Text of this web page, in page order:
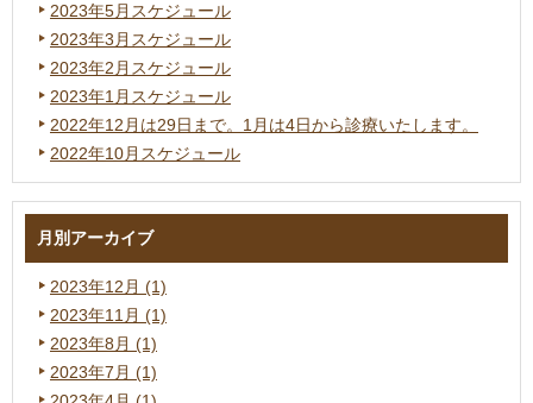
2023年5月スケジュール
2023年3月スケジュール
2023年2月スケジュール
2023年1月スケジュール
2022年12月は29日まで。1月は4日から診療いたします。
2022年10月スケジュール
月別アーカイブ
2023年12月 (1)
2023年11月 (1)
2023年8月 (1)
2023年7月 (1)